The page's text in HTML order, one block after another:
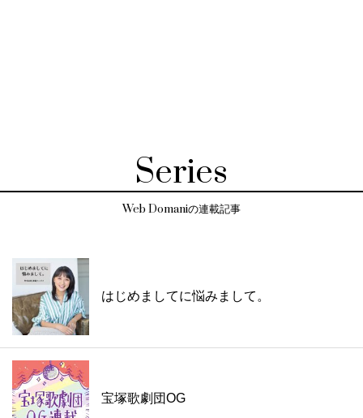
Series
Web Domaniの連載記事
はじめましてに悩みまして。
宝塚歌劇団OG